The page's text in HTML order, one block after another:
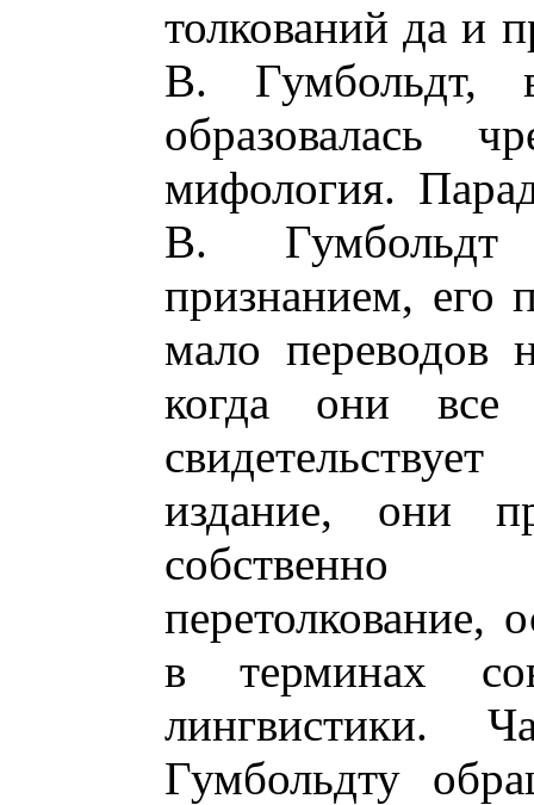
толкований да и
В. Гумбольдт,
образовалась
мифология.
В. Гумбольдт
признанием, его
мало переводов
когда они
издание, они
собственно
перетолкование,
в терминах
Гумбольдту